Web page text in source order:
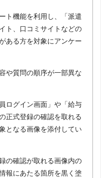
ト機能を利用し、「派遣
ト、口コミサイトなどの
ある方を対象にアンケー
や質問の順序が一部異な
ログイン画面」や「給与
正式登録の確認を取れる
となる画像を添付してい
の確認が取れる画像内の
報にあたる箇所を黒く塗